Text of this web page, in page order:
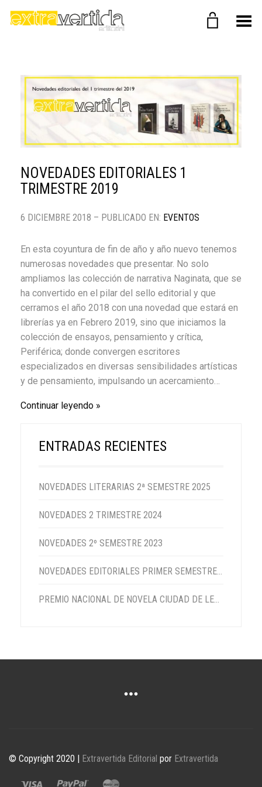
Menú
NOVEDADES EDITORIALES 1
TRIMESTRE 2019
6 DICIEMBRE 2018 – PUBLICADO EN: EVENTOS
En esta coyuntura de fin de año y año nuevo tenemos
numerosas novedades que presentar. No solo
ampliamos las colección de narrativa Naginata, que se
ha convertido en el pilar del sello editorial y que
cerramos el año 2018 con una novedad que estará en
librerías ya en Febrero 2019, sino que iniciamos la
colección de ensayos, pensamiento y crítica,
Periférica; donde convergen escritores
especializados en diversas sensibilidades artísticas
y de pensamiento, impulsando un acercamiento…
Continuar leyendo
ENTRADAS RECIENTES
NOVEDADES LITERARIAS 2ª SEMESTRE 2025
NOVEDADES 2 TRIMESTRE 2024
NOVEDADES 2º SEMESTRE 2023
NOVEDADES EDITORIALES PRIMER SEMESTRE 2023
PREMIO NACIONAL DE NOVELA CIUDAD DE LEBRIJA 2022
© Copyright 2020 | Extravertida Editorial por Extravertida